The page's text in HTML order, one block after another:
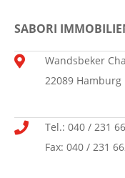
SABORI
Wandsbeker
22089 Hamburg
Tel.: 040 / 231
Fax: 040 / 231